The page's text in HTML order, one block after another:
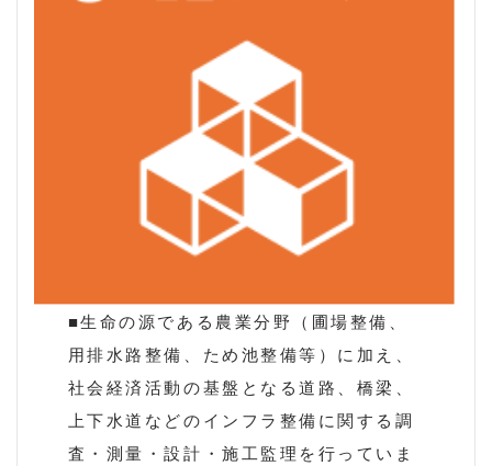
■生命の源である農業分野（圃場整備、
用排水路整備、ため池整備等）に加え、
社会経済活動の基盤となる道路、橋梁、
上下水道などのインフラ整備に関する調
査・測量・設計・施工監理を行っていま